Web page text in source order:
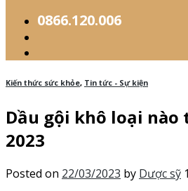
0866.120.006
Kiến thức sức khỏe, Tin tức - Sự kiện
Dầu gội khô loại
2023
Posted on 22/03/2023 by Dược sỹ